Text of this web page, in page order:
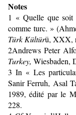
Notes
1 « Quelle que soit
comme turc. »
Türk Kültürü, XXX,
2Andrews Peter
Turkey, Wiesbaden,
3 In « Les
Sanir Ferruh, Asal
1989, édité par le
228.